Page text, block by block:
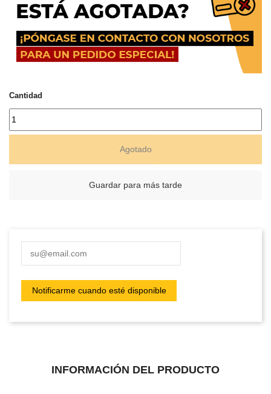
Cantidad
Agotado
Guardar para más tarde
INFORMACIÓN DEL PRODUCTO